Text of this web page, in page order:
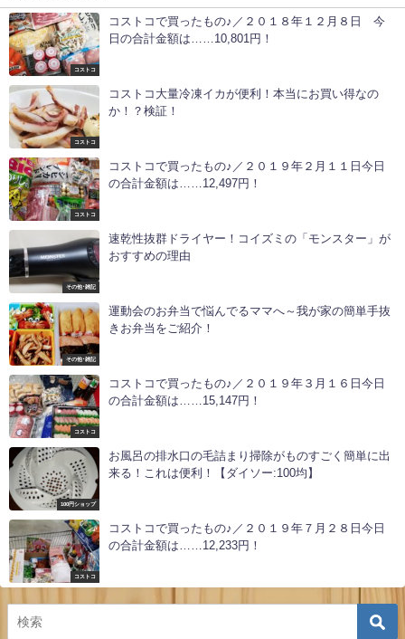
コストコ
コストコで買ったもの♪／２０１８年１２月８日 今
日の合計金額は……10,801円！
コストコ
コストコ大量冷凍イカが便利！本当にお買い得なの
か！？検証！
コストコ
コストコで買ったもの♪／２０１９年２月１１日今日
の合計金額は……12,497円！
その他･雑記
速乾性抜群ドライヤー！コイズミの「モンスター」が
おすすめの理由
その他･雑記
運動会のお弁当で悩んでるママへ～我が家の簡単手抜
きお弁当をご紹介！
コストコ
コストコで買ったもの♪／２０１９年３月１６日今日
の合計金額は……15,147円！
100円ショップ
お風呂の排水口の毛詰まり掃除がものすごく簡単に出
来る！これは便利！【ダイソー:100均】
コストコ
コストコで買ったもの♪／２０１９年７月２８日今日
の合計金額は……12,233円！